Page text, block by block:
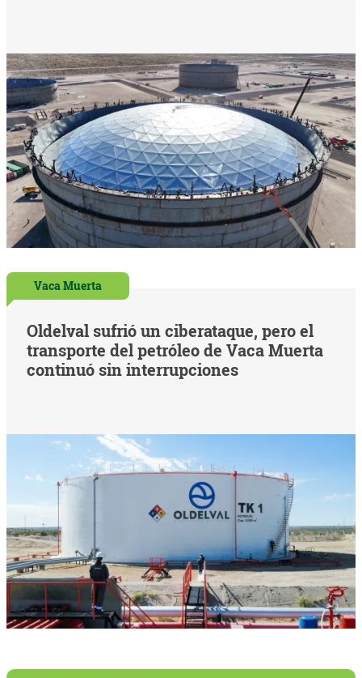
Vaca Muerta
Oldelval sufrió un ciberataque, pero el
transporte del petróleo de Vaca Muerta
continuó sin interrupciones